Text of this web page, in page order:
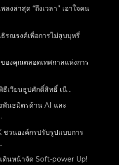
ลงล่าสุด “ถึงเวลา” เอาใจคน
รณรงค์เพื่อการไม่สูบบุหรี่
องคุณตลอดเทศกาลแห่งการ
เวียนธูปศักดิ์สิทธิ์ เนื...
พันธมิตรด้าน AI และ
ชวนองค์กรปรับรูปแบบการ
ดินหน้าจัด Soft-power Up!